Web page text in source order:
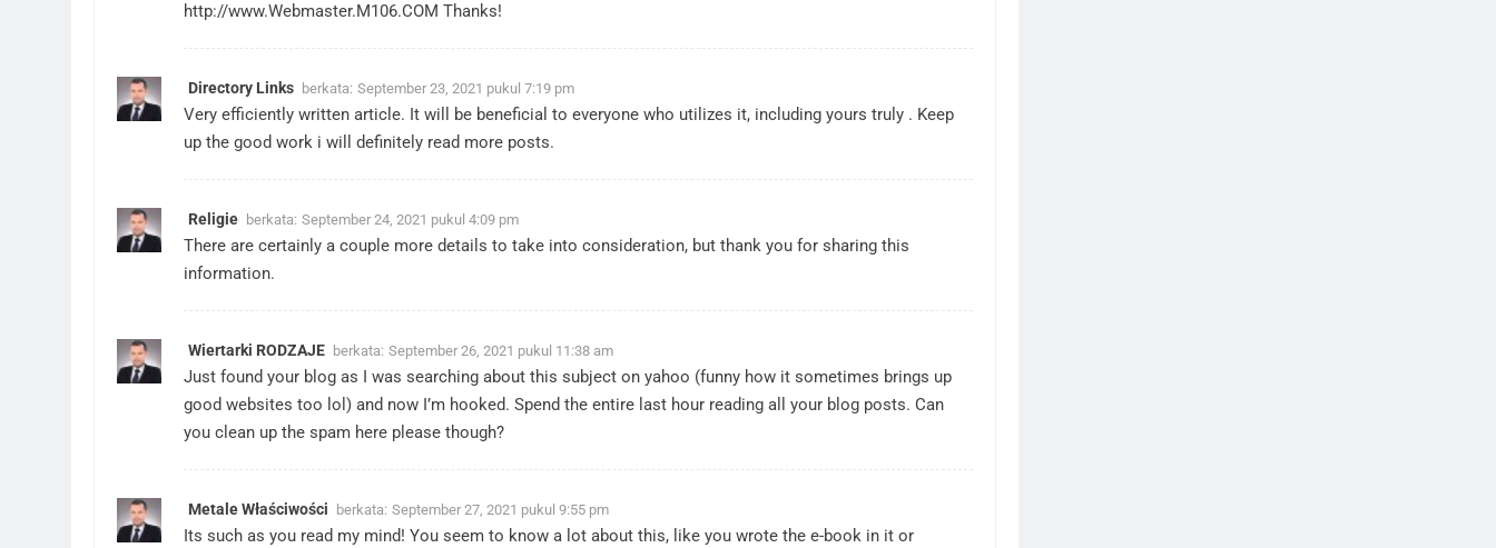
http://www.Webmaster.M106.COM Thanks!
Directory Links berkata: September 23, 2021 pukul 7:19 pm
Very efficiently written article. It will be beneficial to everyone who utilizes it, including yours truly . Keep
up the good work i will definitely read more posts.
Religie berkata: September 24, 2021 pukul 4:09 pm
There are certainly a couple more details to take into consideration, but thank you for sharing this
information.
Wiertarki RODZAJE berkata: September 26, 2021 pukul 11:38 am
Just found your blog as I was searching about this subject on yahoo (funny how it sometimes brings up
good websites too lol) and now I’m hooked. Spend the entire last hour reading all your blog posts. Can
you clean up the spam here please though?
Metale Właściwości berkata: September 27, 2021 pukul 9:55 pm
Its such as you read my mind! You seem to know a lot about this, like you wrote the e-book in it or